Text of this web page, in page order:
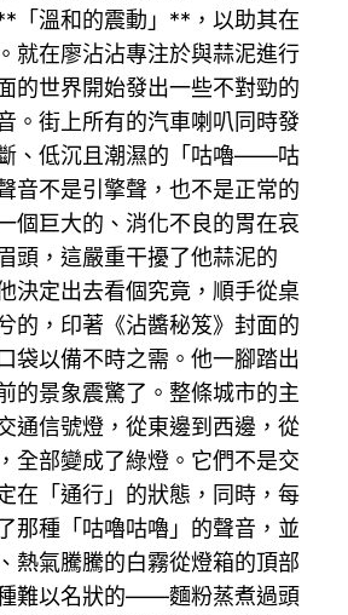
「溫和的震動」**，以助其在
就在廖沾沾專注於與蒜泥進行
的世界開始發出一些不對勁的
。街上所有的汽車喇叭同時發
、低沉且潮濕的「咕嚕——咕
不是引擎聲，也不是正常的
個巨大的、消化不良的胃在哀
頭，這嚴重干擾了他蒜泥的
決定出去看個究竟，順手從桌
的，印著《沾醬秘笈》封面的
袋以備不時之需。他一腳踏出
的景象震驚了。整條城市的主
通信號燈，從東邊到西邊，從
全部變成了綠燈。它們不是交
在「通行」的狀態，同時，每
那種「咕嚕咕嚕」的聲音，並
熱氣騰騰的白霧從燈箱的頂部
難以名狀的——麵粉蒸煮過頭